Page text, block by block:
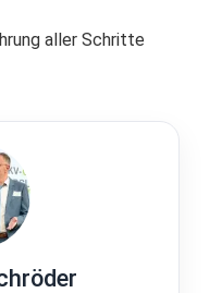
aller Schritte